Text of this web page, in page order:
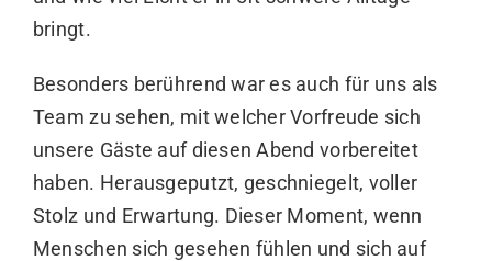
bringt.
Besonders berührend war es auch für uns als
Team zu sehen, mit welcher Vorfreude sich
unsere Gäste auf diesen Abend vorbereitet
haben. Herausgeputzt, geschniegelt, voller
Stolz und Erwartung. Dieser Moment, wenn
Menschen sich gesehen fühlen und sich auf